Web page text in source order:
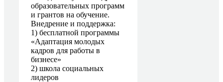
образовательных программ
и грантов на обучение.
Внедрение и поддержка:
1) бесплатной программы
«Адаптация молодых
кадров для работы в
бизнесе»
2) школа социальных
лидеров